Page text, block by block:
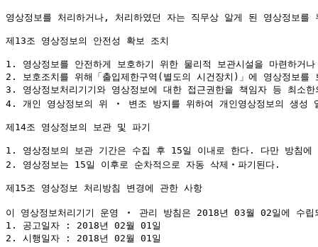
영상정보를 처리하거나, 처리하였던 자는 직무상 알게 된 영상정보
제13조 영상정보의 안전성 확보 조치
1. 영상정보를 안전하게 보호하기 위한 물리적 보관시설을 마련하거
2. 보호조치를 위해「출입제한구역(별도의 시건장치)」에 영상정보
3. 영상정보처리기기와 영상정보에 대한 접근권한을 책임자 등 최소
4. 개인 영상정보의 위 ‧ 변조 방지를 위하여 개인영상정보의 생
제14조 영상정보의 보관 및 파기
1. 영상정보의 보관 기간은 수집 후 15일 이내로 한다. 다만 방침
2. 영상정보는 15일 이후로 순차적으로 자동 삭제‧파기된다.
제15조 영상정보 처리방침 변경에 관한 사항
이 영상정보처리기기 운영 ‧ 관리 방침은 2018년 03월 02일에 수
1. 공고일자 : 2018년 02월 01일
2. 시행일자 : 2018년 02월 01일